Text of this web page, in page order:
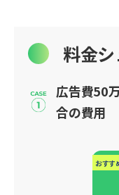
料金
広告費50
合の費用
おすす